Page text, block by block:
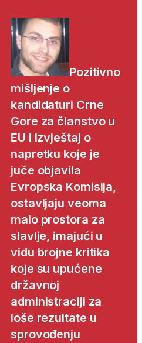
Pozitivno
mišljenje o
kandidaturi Crne
Gore za članstvo u
EU i Izvještaj o
napretku koje je
juče objavila
Evropska Komisija,
ostavljaju veoma
malo prostora za
slavlje, imajući u
vidu brojne kritika
koje su upućene
državnoj
administraciji za
loše rezultate u
sprovođenju